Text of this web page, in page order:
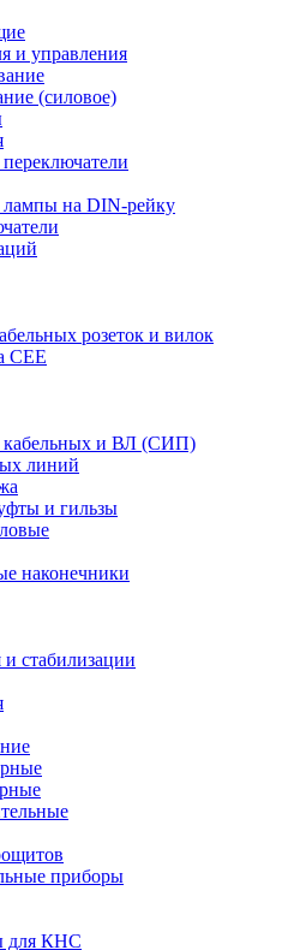
и управления
(силовое)
на DIN-рейку
розеток и вилок
CEE
кабельных и ВЛ (СИП)
линий
и гильзы
наконечники
и стабилизации
приборы
для КНС